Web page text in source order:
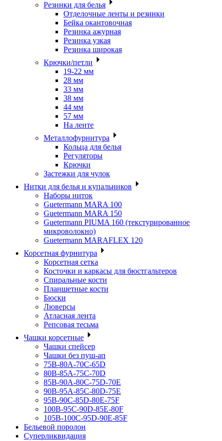
Резинки для белья
Отделочные ленты и резинки
Бейка окантовочная
Резинка ажурная
Резинка узкая
Резинка широкая
Крючки/петли
19-22 мм
28 мм
33 мм
38 мм
44 мм
57 мм
На ленте
Металлофурнитура
Кольца для белья
Регуляторы
Крючки
Застежки для чулок
Нитки для белья и купальников
Наборы ниток
Guetermann MARA 100
Guetermann MARA 150
Guetermann PIUMA 160 (текстурированное
микроволокно)
Guetermann MARAFLEX 120
Корсетная фурнитура
Корсетная сетка
Косточки и каркасы для бюстгальтеров
Спиральные кости
Планшетные кости
Бюски
Люверсы
Атласная лента
Репсовая тесьма
Чашки корсетные
Чашки спейсер
Чашки без пуш-ап
75В-80А-70С-65D
80В-85А-75С-70D
85В-90А-80С-75D-70E
90B-95A-85C-80D-75E
95B-90C-85D-80E-75F
100B-95C-90D-85E-80F
105B-100C-95D-90E-85F
Бельевой поролон
Суперликвидация